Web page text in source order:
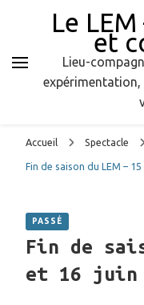
Le
et
Lieu-
Accueil Spectacle
Fin de saison du LEM –
PASSÉ
Fin de
et 16 juin